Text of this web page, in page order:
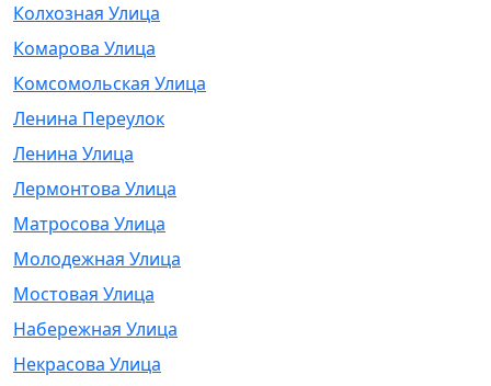
Колхозная Улица
Комарова Улица
Комсомольская Улица
Ленина Переулок
Ленина Улица
Лермонтова Улица
Матросова Улица
Молодежная Улица
Мостовая Улица
Набережная Улица
Некрасова Улица